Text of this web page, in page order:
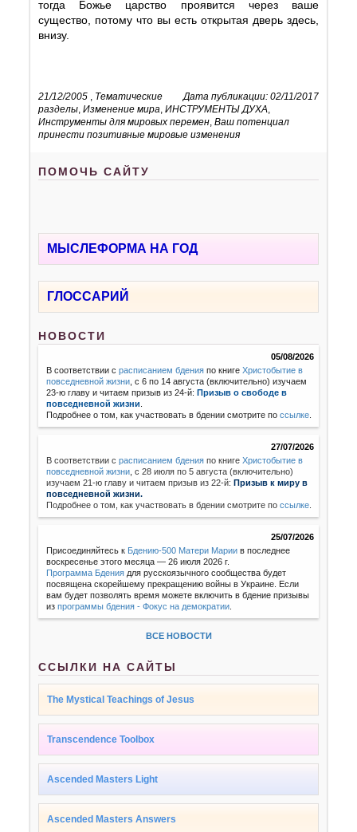
тогда Божье царство проявится через ваше
существо, потому что вы есть открытая дверь здесь,
внизу.
21/12/2005 Дата публикации: 02/11/2017
Тематические
разделы ,Изменение мира ,ИНСТРУМЕНТЫ ДУХА
Инструменты для мировых перемен ,Ваш потенциал
принести позитивные мировые изменения
ПОМОЧЬ САЙТУ
МЫСЛЕФОРМА НА ГОД
ГЛОССАРИЙ
НОВОСТИ
05/08/2026
В соответствии срасписанием бдения по книгеХристобытие в
повседневной жизни , с 6 по 14 августа (включительно) изучаем
23-ю главу и читаем призыв из 24-й:Призыв о свободе в
повседневной жизни
Подробнее о том, как участвовать в бдении смотрите поссылке
27/07/2026
В соответствии с расписанием бдения по книгеХристобытие в
повседневной жизни с 28 июля по 5 августа (включительно)
изучаем 21-ю главу и читаем призыв из 22-й:Призыв к миру в
повседневной жизни.
Подробнее о том, как участвовать в бдении смотрите поссылке
25/07/2026
Присоединяйтесь к Бдению-500 Матери Марии в последнее
воскресенье этого месяца — 26 июля 2026 г.
Программа Бдения для русскоязычного сообщества будет
посвящена скорейшему прекращению войны в Украине. Если
вам будет позволять время можете включить в бдение призывы
изпрограммы бдения - Фокус на демократии
ВСЕ НОВОСТИ
ССЫЛКИ НА САЙТЫ
The Mystical Teachings of Jesus
Transcendence Toolbox
Ascended Masters Light
Ascended Masters Answers